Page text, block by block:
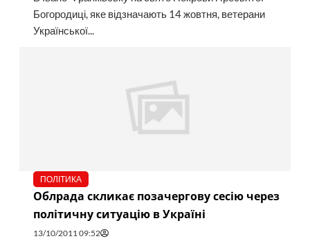
Богородиці, яке відзначають 14 жовтня, ветерани
Української...
ПОЛІТИКА
Облрада скликає позачергову сесію через
політичну ситуацію в Україні
13/10/2011 09:52